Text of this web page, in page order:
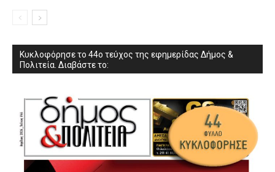
Κυκλοφόρησε το 44ο τεύχος της εφημερίδας Δήμος &
Πολιτεία. Διαβάστε το: